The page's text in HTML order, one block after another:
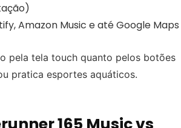
Amazon Music e até Google Maps
pela tela touch quanto pelos botões
pratica esportes aquáticos.